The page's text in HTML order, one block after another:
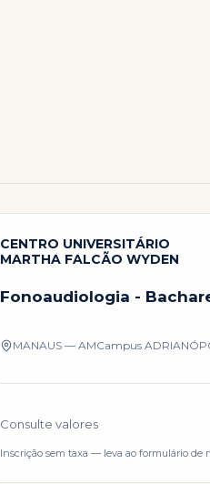
CENTRO UNIVERSITÁRIO
MARTHA FALCÃO WYDEN
Fonoaudiologia -
MANAUS — AMCampus
Consulte valores
Inscrição sem taxa — leva ao formulário de